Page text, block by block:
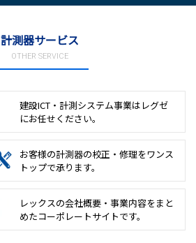
計測器サービス
OTHER SERVICE
建設ICT・計測システム事業は レグゼ
にお任せください。
お客様の計測器の校正・修理をワンス
トップで承ります。
レックスの会社概要・事業内容をまと
めたコーポレートサイトです。